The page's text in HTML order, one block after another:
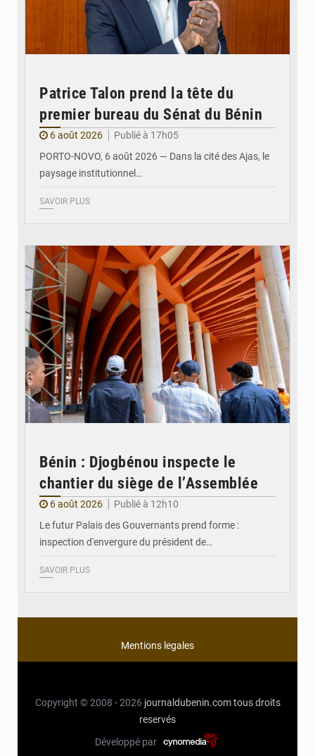
Patrice Talon prend la tête du
premier bureau du Sénat du Bénin
6 août 2026
Publié à 17h05
PORTO-NOVO, 6 août 2026 — Dans la cité des Ajas, le
paysage institutionnel…
SAVOIR PLUS
Bénin : Djogbénou inspecte le
chantier du siège de l’Assemblée
6 août 2026
Publié à 12h10
Le futur Palais des Gouvernants prend forme :
inspection d'envergure du président de…
SAVOIR PLUS
Mentions legales
Copyright © 2008 - 2026 journaldubenin.com tous droits
reservés
Développé par